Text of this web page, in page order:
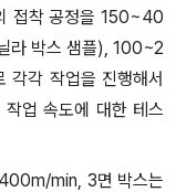
접착 공정을 150~40
라 박스 샘플), 100~2
각 작업을 진행해서
업 속도에 대한 테스
min, 3면 박스는